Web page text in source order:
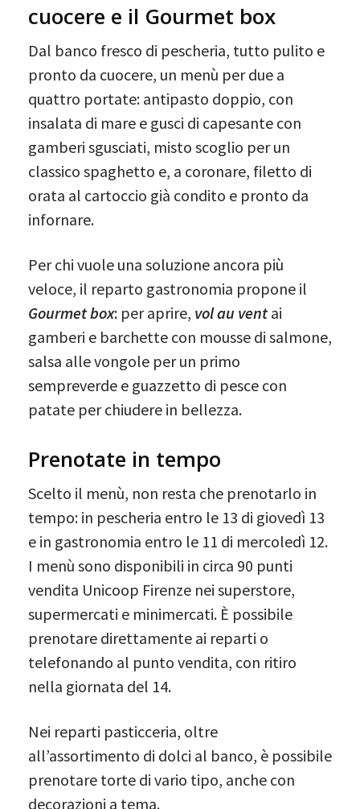
cuocere e il Gourmet box
Dal banco fresco di pescheria, tutto pulito e
pronto da cuocere, un menù per due a
quattro portate: antipasto doppio, con
insalata di mare e gusci di capesante con
gamberi sgusciati, misto scoglio per un
classico spaghetto e, a coronare, filetto di
orata al cartoccio già condito e pronto da
infornare.
Per chi vuole una soluzione ancora più
veloce, il reparto gastronomia propone il
Gourmet box: per aprire, vol au ventai
gamberi e barchette con mousse di salmone,
salsa alle vongole per un primo
sempreverde e guazzetto di pesce con
patate per chiudere in bellezza.
Prenotate in tempo
Scelto il menù, non resta che prenotarlo in
tempo: in pescheria entro le 13 di giovedì 13
e in gastronomia entro le 11 di mercoledì 12.
I menù sono disponibili in circa 90 punti
vendita Unicoop Firenze nei superstore,
supermercati e minimercati. È possibile
prenotare direttamente ai reparti o
telefonando al punto vendita, con ritiro
nella giornata del 14.
Nei reparti pasticceria, oltre
all’assortimento di dolci al banco, è possibile
prenotare torte di vario tipo, anche con
decorazioni a tema.